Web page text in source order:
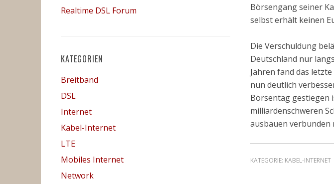
Börsengang seiner
selbst erhält keinen
Die Verschuldung
Deutschland nur
Jahren fand das
nun deutlich
Börsentag gestiegen
milliardenschweren
ausbauen verbunden
KATEGORIE: KABEL-INTERNET
Realtime DSL Forum
KATEGORIEN
Breitband
DSL
Internet
Kabel-Internet
LTE
Mobiles Internet
Network